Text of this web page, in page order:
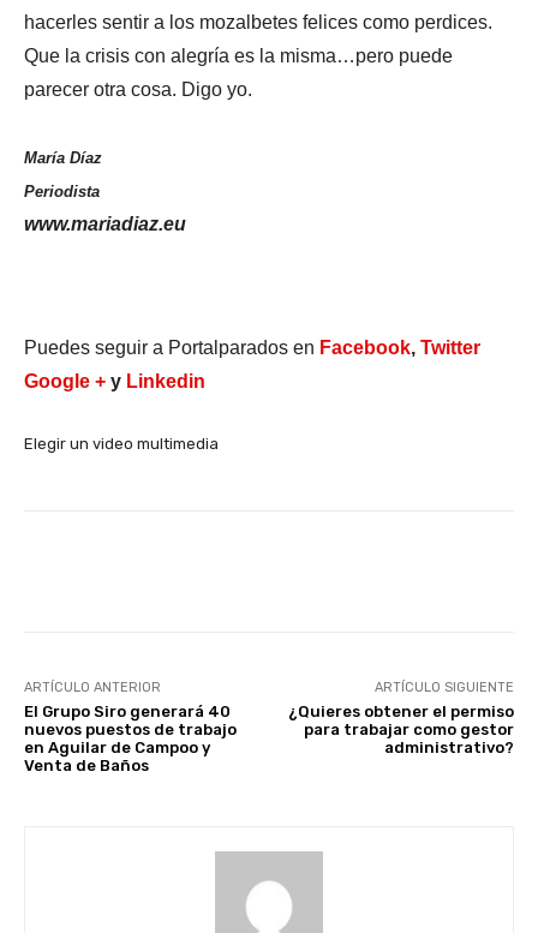
hacerles sentir a los mozalbetes felices como perdices.
Que la crisis con alegría es la misma…pero puede
parecer otra cosa. Digo yo.
María Díaz
Periodista
www.mariadiaz.eu
Puedes seguir a Portalparados en Facebook, Twitter
Google + y Linkedin
Elegir un video multimedia
ARTÍCULO ANTERIOR
El Grupo Siro generará 40
nuevos puestos de trabajo
en Aguilar de Campoo y
Venta de Baños
ARTÍCULO SIGUIENTE
¿Quieres obtener el permiso
para trabajar como gestor
administrativo?